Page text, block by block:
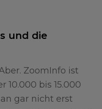
und die
ZoomInfo ist
10.000 bis 15.000
gar nicht erst